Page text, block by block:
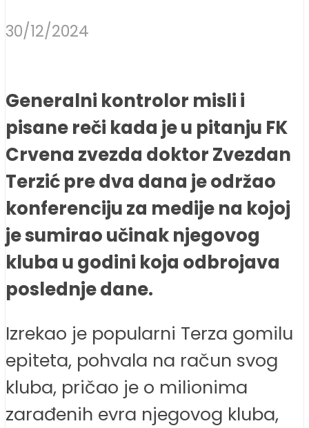
30/12/2024
Generalni kontrolor misli i
pisane reči kada je u pitanju FK
Crvena zvezda doktor Zvezdan
Terzić pre dva dana je održao
konferenciju za medije na kojoj
je sumirao učinak njegovog
kluba u godini koja odbrojava
poslednje dane.
Izrekao je popularni Terza gomilu
epiteta, pohvala na račun svog
kluba, pričao je o milionima
zarađenih evra njegovog kluba,